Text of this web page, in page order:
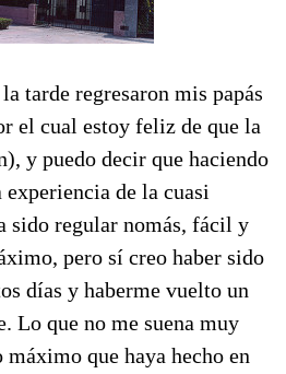
tarde regresaron mis papás
el cual estoy feliz de que la
y puedo decir que haciendo
de la cuasi
sido regular nomás, fácil y
pero sí creo haber sido
días y haberme vuelto un
Lo que no me suena muy
que haya hecho en